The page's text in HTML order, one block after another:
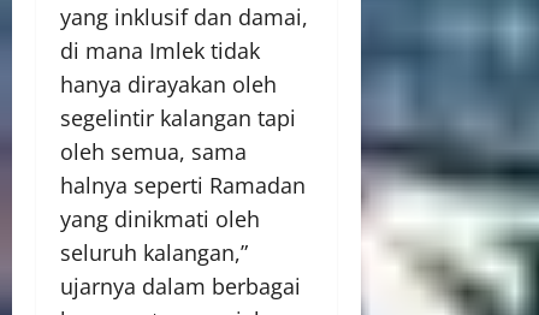
yang inklusif dan damai,
di mana Imlek tidak
hanya dirayakan oleh
segelintir kalangan tapi
oleh semua, sama
halnya seperti Ramadan
yang dinikmati oleh
seluruh kalangan,”
ujarnya dalam berbagai